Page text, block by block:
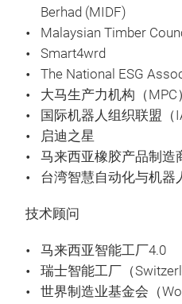
Berhad (MIDF)
Malaysian Timber
Smart4wrd
The National ESG
大马生产力机构（MPC
国际机器人组织联盟（
启迪之星
马来西亚橡胶产品制造
台湾智慧自动化与机器
技术顾问
马来西亚智能工厂4.0
瑞士智能工厂（
世界制造业基金会（